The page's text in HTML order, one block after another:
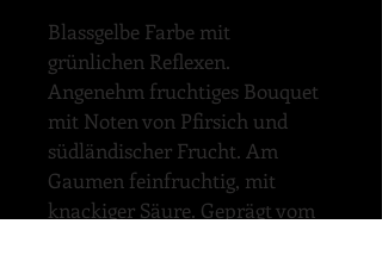
Blassgelbe Farbe mit
grünlichen Reflexen.
Angenehm fruchtiges Bouquet
mit Noten von Pfirsich und
südländischer Frucht. Am
Gaumen feinfruchtig, mit
knackiger Säure. Geprägt vom